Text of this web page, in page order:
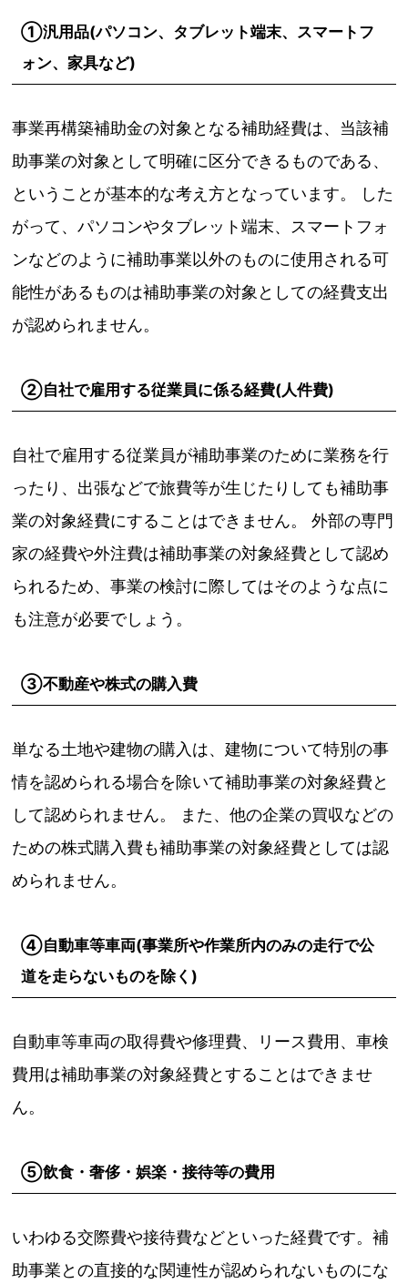
①汎用品(パソコン、タブレット端末、スマートフ
ォン、家具など)
事業再構築補助金の対象となる補助経費は、当該補
助事業の対象として明確に区分できるものである、
ということが基本的な考え方となっています。 した
がって、パソコンやタブレット端末、スマートフォ
ンなどのように補助事業以外のものに使用される可
能性があるものは補助事業の対象としての経費支出
が認められません。
②自社で雇用する従業員に係る経費(人件費)
自社で雇用する従業員が補助事業のために業務を行
ったり、出張などで旅費等が生じたりしても補助事
業の対象経費にすることはできません。 外部の専門
家の経費や外注費は補助事業の対象経費として認め
られるため、事業の検討に際してはそのような点に
も注意が必要でしょう。
③不動産や株式の購入費
単なる土地や建物の購入は、建物について特別の事
情を認められる場合を除いて補助事業の対象経費と
して認められません。 また、他の企業の買収などの
ための株式購入費も補助事業の対象経費としては認
められません。
④自動車等車両(事業所や作業所内のみの走行で公
道を走らないものを除く)
自動車等車両の取得費や修理費、リース費用、車検
費用は補助事業の対象経費とすることはできませ
ん。
⑤飲食・奢侈・娯楽・接待等の費用
いわゆる交際費や接待費などといった経費です。補
助事業との直接的な関連性が認められないものにな